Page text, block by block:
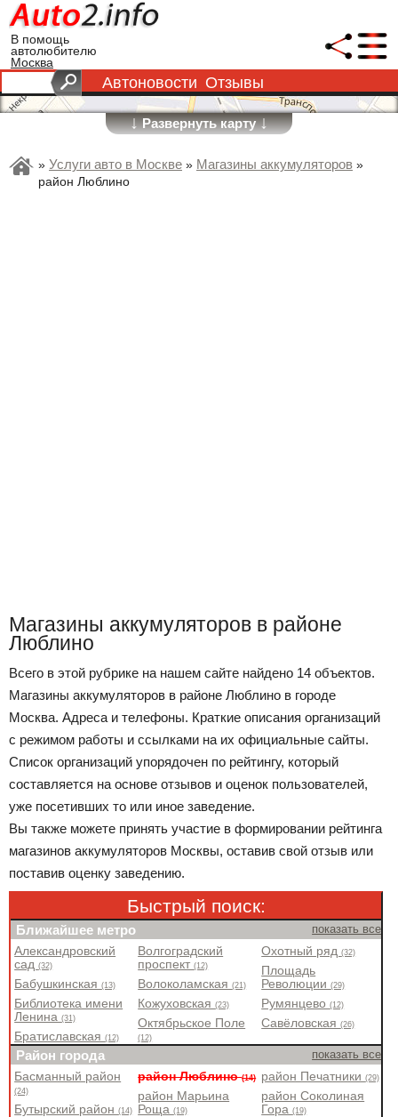
В помощь
автолюбителю
Москва
Автоновости Отзывы
↓Развернуть карту↓
» Услуги авто в Москве » Магазины аккумуляторов »
район Люблино
Магазины аккумуляторов в районе
Люблино
Всего в этой рубрике на нашем сайте найдено 14 объектов.
Магазины аккумуляторов в районе Люблино в городе
Москва. Адреса и телефоны. Краткие описания организаций
с режимом работы и ссылками на их официальные сайты.
Список организаций упорядочен по рейтингу, который
составляется на основе отзывов и оценок пользователей,
уже посетивших то или иное заведение.
Вы также можете принять участие в формировании рейтинга
магазинов аккумуляторов Москвы, оставив свой отзыв или
поставив оценку заведению.
Быстрый поиск:
Ближайшее метро показать все
Александровский
сад(32)
Бабушкинская(13)
Библиотека имени
Ленина(31)
Братиславская(12)
Волгоградский
проспект(12)
Волоколамская(21)
Кожуховская(23)
Октябрьское Поле
(12)
Охотный ряд(32)
Площадь
Революции(29)
Румянцево(12)
Савёловская(26)
Район города показать все
Басманный район
(24)
Бутырский район(14)
район Люблино(14)
район Марьина
Роща(19)
район Печатники(29)
район Соколиная
Гора(19)